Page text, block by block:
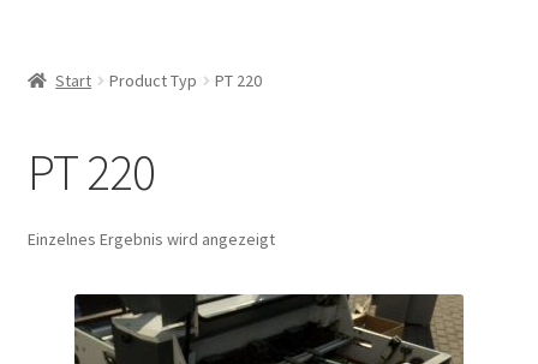
Mein Konto
Start Product Typ PT 220
PT 220
Einzelnes Ergebnis wird angezeigt